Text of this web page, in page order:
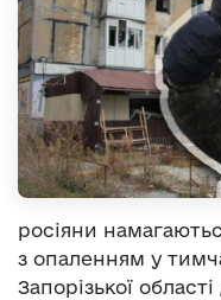
росіяни
з опаленням у
Запорізької